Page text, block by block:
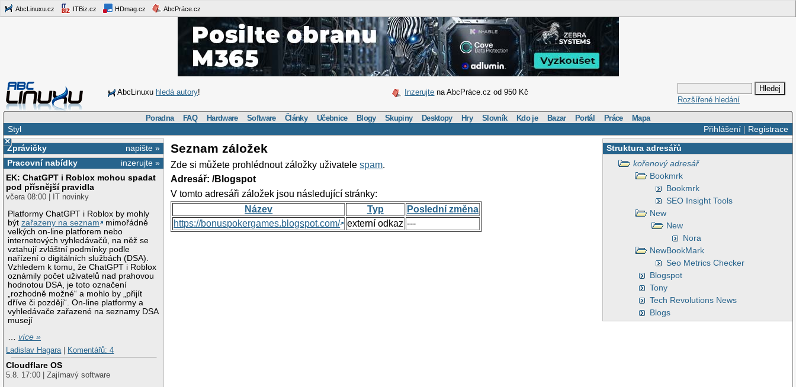
AbcLinuxu.cz ITBiz.cz HDmag.cz AbcPráce.cz
AbcLinuxu hledá autory! Inzerujte na AbcPráce.cz od 950 Kč
Rozšířené hledání
Poradna FAQ Hardware Software Články Učebnice Blogy Skupiny Desktopy Hry Slovník Kdo je Bazar Portál Práce Mapa
Přihlášení| Registrace
Styl
×
napište »
Zprávičky
inzerujte »
Pracovní nabídky
EK: ChatGPT i Roblox mohou spadat
pod přísnější pravidla
včera 08:00 | IT novinky
Platformy ChatGPT i Roblox by mohly
býtzařazeny na seznam
mimořádně
velkých on-line platforem nebo
internetových vyhledávačů, na něž se
vztahují zvláštní podmínky podle
nařízení o digitálních službách (DSA).
Vzhledem k tomu, že ChatGPT i Roblox
oznámily počet uživatelů nad prahovou
hodnotou DSA, je toto označení
„rozhodně možné“ a mohlo by „přijít
dříve či později“. On-line platformy a
vyhledávače zařazené na seznamy DSA
musejí
…více »
Ladislav Hagara
Komentářů: 4
Cloudflare OS
5.8. 17:00 | Zajímavý software
Struktura adresářů
kořenový adresář
Bookmrk
Bookmrk
SEO Insight Tools
New
New
Nora
NewBookMark
Seo Metrics Checker
Blogspot
Tony
Tech Revolutions News
Blogs
Seznam záložek
Zde si můžete prohlédnout záložky uživatelespam.
Adresář: /Blogspot
V tomto adresáři záložek jsou následující stránky:
Název
Typ
Poslední změna
https://bonuspokergames.blogspot.com/
externí odkaz ---